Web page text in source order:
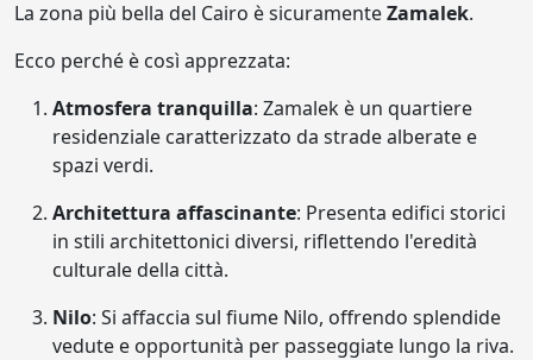
La zona più bella del Cairo è sicuramenteZamalek.
Ecco perché è così apprezzata:
Atmosfera tranquilla: Zamalek è un quartiere
residenziale caratterizzato da strade alberate e
spazi verdi.
Architettura affascinante: Presenta edifici storici
in stili architettonici diversi, riflettendo l'eredità
culturale della città.
Nilo: Si affaccia sul fiume Nilo, offrendo splendide
vedute e opportunità per passeggiate lungo la riva.